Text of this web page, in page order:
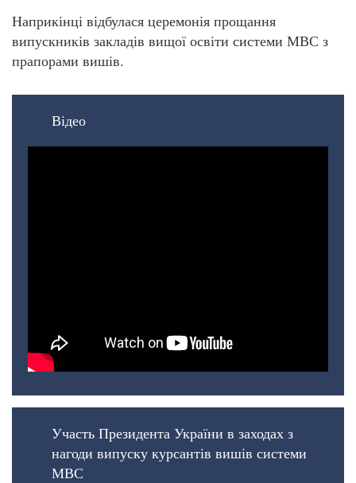
Наприкінці відбулася церемонія прощання
випускників закладів вищої освіти системи МВС з
прапорами вишів.
Відео
Участь Президента України в заходах з
нагоди випуску курсантів вишів системи
МВС